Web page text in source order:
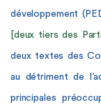
développement
[deux tiers des
deux textes des
au détriment de
principales